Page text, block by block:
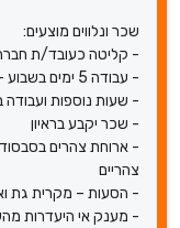
שכר ונלווים מוצעים:
- קליטה כעובד/ת
- עבודה 5 ימים בשבוע – א'- ה' – 07:00 עד 16:00
- שעות נוספות ועבודה
- שכר יקבע בראיון
צהריים
- הסעות – מקרית גת
- מענק אי היעדרות מהעבודה – 300 ₪ לחודש